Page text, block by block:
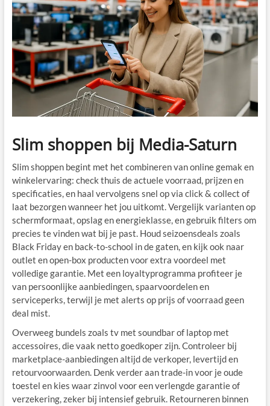
Slim shoppen bij Media-Saturn
Slim shoppen begint met het combineren van online gemak en
winkelervaring: check thuis de actuele voorraad, prijzen en
specificaties, en haal vervolgens snel op via click & collect of
laat bezorgen wanneer het jou uitkomt. Vergelijk varianten op
schermformaat, opslag en energieklasse, en gebruik filters om
precies te vinden wat bij je past. Houd seizoensdeals zoals
Black Friday en back-to-school in de gaten, en kijk ook naar
outlet en open-box producten voor extra voordeel met
volledige garantie. Met een loyaltyprogramma profiteer je
van persoonlijke aanbiedingen, spaarvoordelen en
serviceperks, terwijl je met alerts op prijs of voorraad geen
deal mist.
Overweeg bundels zoals tv met soundbar of laptop met
accessoires, die vaak netto goedkoper zijn. Controleer bij
marketplace-aanbiedingen altijd de verkoper, levertijd en
retourvoorwaarden. Denk verder aan trade-in voor je oude
toestel en kies waar zinvol voor een verlengde garantie of
verzekering, zeker bij intensief gebruik. Retourneren binnen